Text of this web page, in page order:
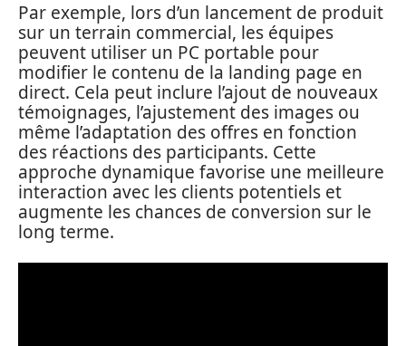
Par exemple, lors d’un lancement de produit
sur un terrain commercial, les équipes
peuvent utiliser un PC portable pour
modifier le contenu de la landing page en
direct. Cela peut inclure l’ajout de nouveaux
témoignages, l’ajustement des images ou
même l’adaptation des offres en fonction
des réactions des participants. Cette
approche dynamique favorise une meilleure
interaction avec les clients potentiels et
augmente les chances de conversion sur le
long terme.